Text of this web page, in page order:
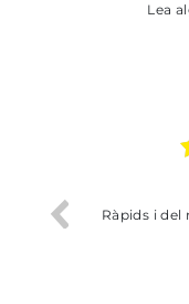
Lea algunas de las opiniones
Ràpids i del més